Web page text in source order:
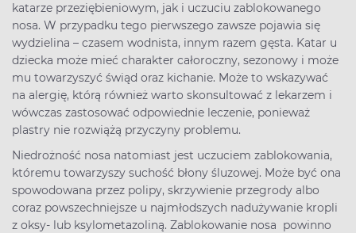
katarze przeziębieniowym, jak i uczuciu zablokowanego
nosa. W przypadku tego pierwszego zawsze pojawia się
wydzielina – czasem wodnista, innym razem gęsta. Katar u
dziecka może mieć charakter całoroczny, sezonowy i może
mu towarzyszyć świąd oraz kichanie. Może to wskazywać
na alergię, którą również warto skonsultować z lekarzem i
wówczas zastosować odpowiednie leczenie, ponieważ
plastry nie rozwiążą przyczyny problemu.
Niedrożność nosa natomiast jest uczuciem zablokowania,
któremu towarzyszy suchość błony śluzowej. Może być ona
spowodowana przez polipy, skrzywienie przegrody albo
coraz powszechniejsze u najmłodszych nadużywanie kropli
z oksy- lub ksylometazoliną. Zablokowanie nosa powinno